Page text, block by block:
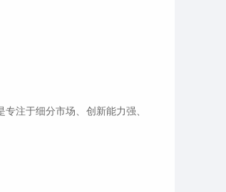
注于细分市场、创新能力强、